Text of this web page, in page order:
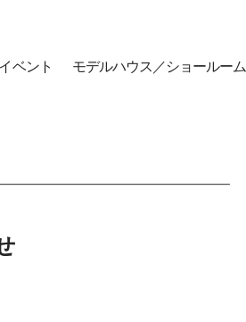
イベント モデルハウス／ショールーム